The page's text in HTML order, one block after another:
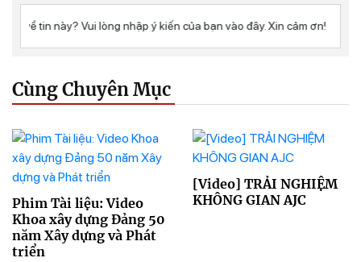
Cùng Chuyên Mục
Phim Tài liệu: Video
Khoa xây dựng Đảng 50
năm Xây dựng và Phát
triển
[Video] TRẢI NGHIỆM
KHÔNG GIAN AJC